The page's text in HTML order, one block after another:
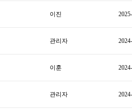
이진
관리자
이훈
관리자